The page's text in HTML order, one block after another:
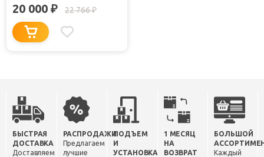
20 000 ₽ 22 766₽
БЫСТРАЯ
ДОСТАВКА
Доставляем
РАСПРОДАЖИ
Предлагаем
лучшие
ПОДЪЕМ
И
УСТАНОВКА
1 МЕСЯЦ
НА
ВОЗВРАТ
БОЛЬШОЙ
Каждый